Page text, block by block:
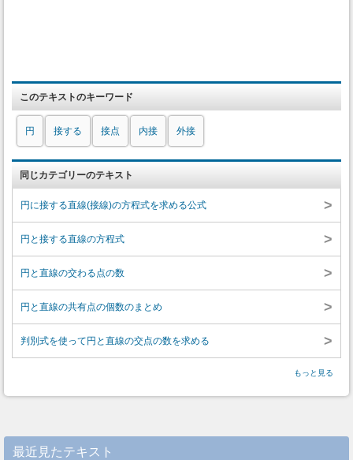
このテキストのキーワード
円 接する 接点 内接 外接
同じカテゴリーのテキスト
円に接する直線(接線)の方程式を求める公式 >
円と接する直線の方程式 >
円と直線の交わる点の数 >
円と直線の共有点の個数のまとめ >
判別式を使って円と直線の交点の数を求める >
もっと見る
最近見たテキスト